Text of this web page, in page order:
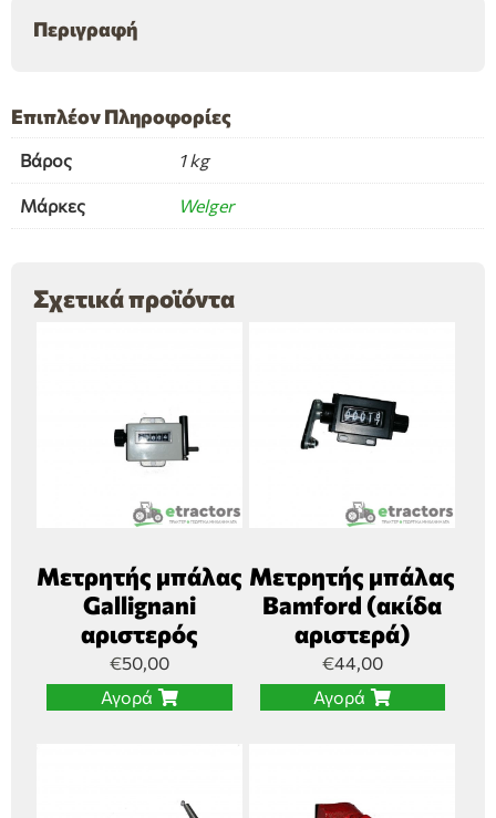
Περιγραφή
Επιπλέον Πληροφορίες
Βάρος 1 kg
Μάρκες Welger
Σχετικά προϊόντα
Μετρητής μπάλας
Gallignani
αριστερός
€50,00
Αγορά
Μετρητής μπάλας
Bamford (ακίδα
αριστερά)
€44,00
Αγορά